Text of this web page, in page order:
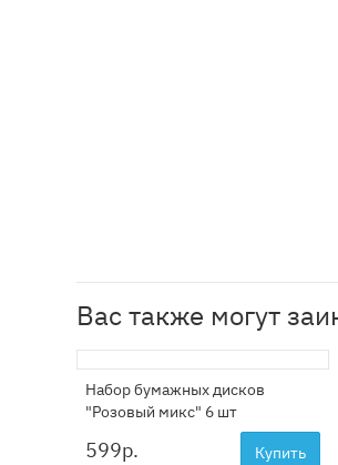
Вас также могут
Набор бумажных дисков
"Розовый микс" 6 шт
599р. Купить